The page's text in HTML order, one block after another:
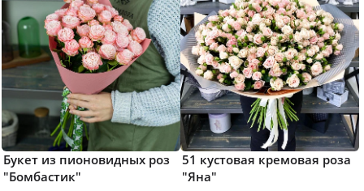
Букет из пионовидных роз
"Бомбастик"
51 кустовая кремовая роза
"Яна"